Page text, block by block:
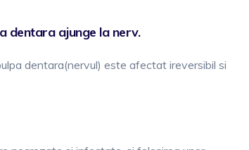
dentaraajunge la nerv.
dentara(nervul) este afectat ireversibil si